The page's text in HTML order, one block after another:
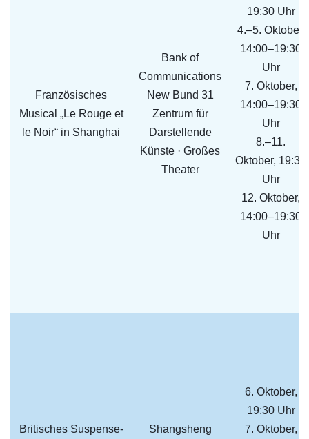
Französisches
Musical „Le Rouge et
le Noir“ in Shanghai
Bank of
Communications
New Bund 31
Zentrum für
Darstellende
Künste · Großes
Theater
19:30 Uhr
4.–5. Oktober,
14:00–19:30
Uhr
7. Oktober,
14:00–19:30
Uhr
8.–11.
Oktober, 19:30
Uhr
12. Oktober,
14:00–19:30
Uhr
Britisches Suspense-
Shangsheng
6. Oktober,
19:30 Uhr
7. Oktober,